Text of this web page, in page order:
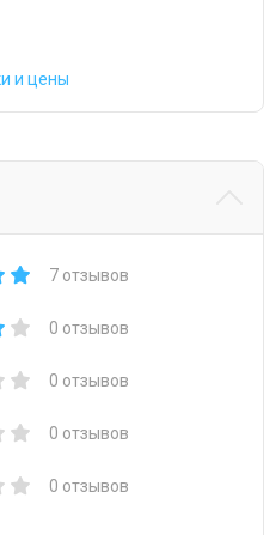
и цены
7 отзывов
0 отзывов
0 отзывов
0 отзывов
0 отзывов